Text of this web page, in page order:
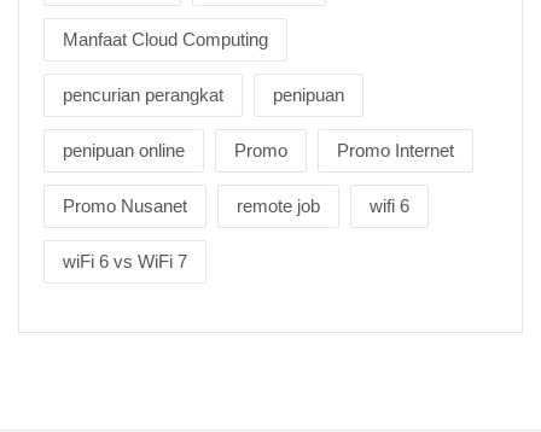
Manfaat Cloud Computing
pencurian perangkat penipuan
penipuan online Promo Promo Internet
Promo Nusanet remote job wifi 6
wiFi 6 vs WiFi 7